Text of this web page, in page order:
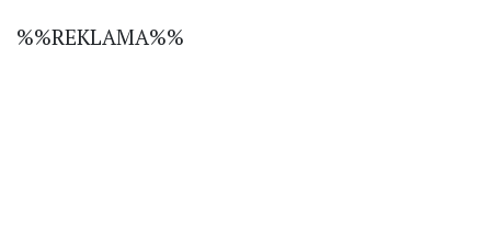
%%REKLAMA%%